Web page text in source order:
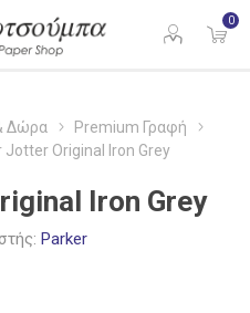
0
Δώρα
Premium Γραφή
Jotter Original Iron Grey
Iron Grey
Parker